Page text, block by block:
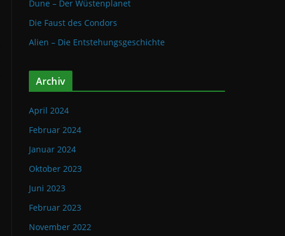
Dune – Der Wüstenplanet
Die Faust des Condors
Alien – Die Entstehungsgeschichte
Archiv
April 2024
Februar 2024
Januar 2024
Oktober 2023
Juni 2023
Februar 2023
November 2022